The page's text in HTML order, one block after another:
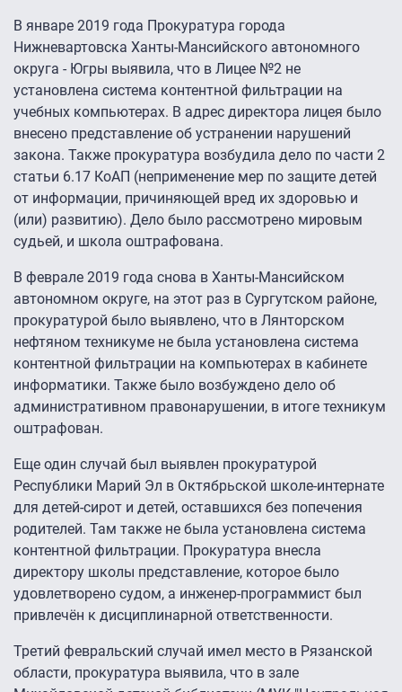
В январе 2019 года Прокуратура города
Нижневартовска Ханты-Мансийского автономного
округа - Югры выявила, что в Лицее №2 не
установлена система контентной фильтрации на
учебных компьютерах. В адрес директора лицея было
внесено представление об устранении нарушений
закона. Также прокуратура возбудила дело по части 2
статьи 6.17 КоАП (неприменение мер по защите детей
от информации, причиняющей вред их здоровью и
(или) развитию). Дело было рассмотрено мировым
судьей, и школа оштрафована.
В феврале 2019 года снова в Ханты-Мансийском
автономном округе, на этот раз в Сургутском районе,
прокуратурой было выявлено, что в Лянторском
нефтяном техникуме не была установлена система
контентной фильтрации на компьютерах в кабинете
информатики. Также было возбуждено дело об
административном правонарушении, в итоге техникум
оштрафован.
Еще один случай был выявлен прокуратурой
Республики Марий Эл в Октябрьской школе-интернате
для детей-сирот и детей, оставшихся без попечения
родителей. Там также не была установлена система
контентной фильтрации. Прокуратура внесла
директору школы представление, которое было
удовлетворено судом, а инженер-программист был
привлечён к дисциплинарной ответственности.
Третий февральский случай имел место в Рязанской
области, прокуратура выявила, что в зале